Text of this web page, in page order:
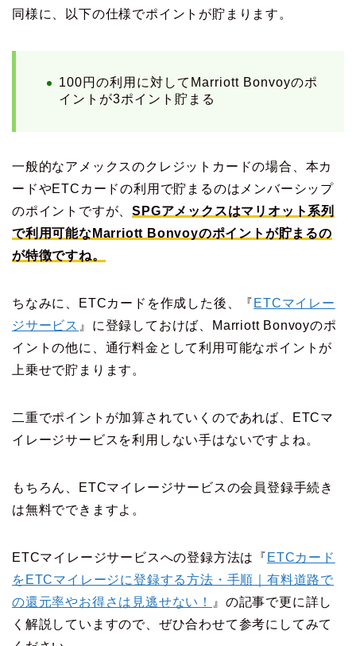
同様に、以下の仕様でポイントが貯まります。
100円の利用に対してMarriott Bonvoyのポ
イントが3ポイント貯まる
一般的なアメックスのクレジットカードの場合、本カ
ードやETCカードの利用で貯まるのはメンバーシップ
のポイントですが、SPGアメックスはマリオット系列
で利用可能なMarriott Bonvoyのポイントが貯まるの
が特徴ですね。
ちなみに、ETCカードを作成した後、『 ETCマイレー
ジサービス 』に登録しておけば、Marriott Bonvoyのポ
イントの他に、通行料金として利用可能なポイントが
上乗せで貯まります。
二重でポイントが加算されていくのであれば、ETCマ
イレージサービスを利用しない手はないですよね。
もちろん、ETCマイレージサービスの会員登録手続き
は無料でできますよ。
ETCマイレージサービスへの登録方法は『 ETCカード
をETCマイレージに登録する方法・手順｜有料道路で
の還元率やお得さは見逃せない！
』の記事で更に詳し
く解説していますので、ぜひ合わせて参考にしてみて